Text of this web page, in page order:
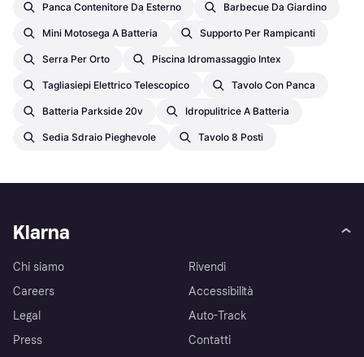
Panca Contenitore Da Esterno Barbecue Da Giardino
Mini Motosega A Batteria Supporto Per Rampicanti
Serra Per Orto Piscina Idromassaggio Intex
Tagliasiepi Elettrico Telescopico Tavolo Con Panca
Batteria Parkside 20v Idropulitrice A Batteria
Sedia Sdraio Pieghevole Tavolo 8 Posti
Klarna
Chi siamo
Careers
Legal
Press
Rivendi
Accessibilità
Auto-Track
Contatti